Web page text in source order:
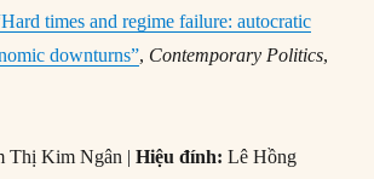
times and regime failure: autocratic
downturns”, Contemporary Politics,
Thị Kim Ngân | Hiệu đính:Lê Hồng